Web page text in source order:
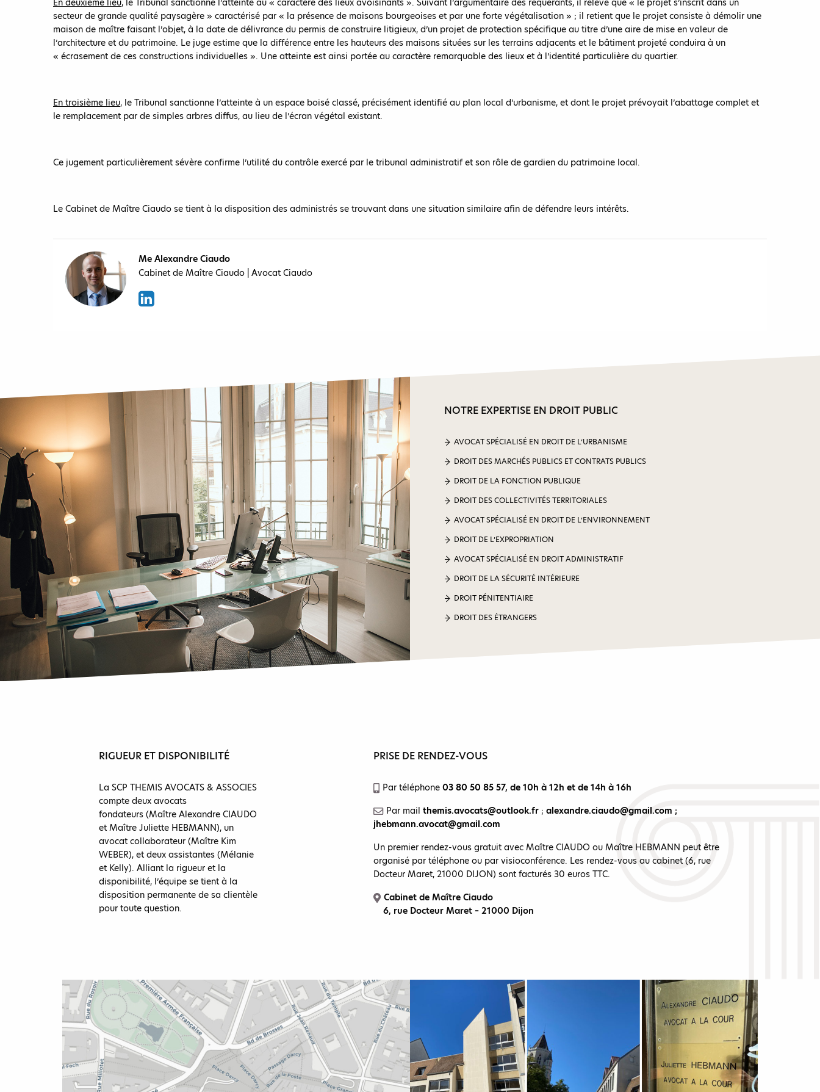
En deuxième lieu, le Tribunal sanctionne l’atteinte au « caractère des lieux avoisinants ». Suivant l’argumentaire des requérants, il relève que « le projet s’inscrit dans un
secteur de grande qualité paysagère » caractérisé par « la présence de maisons bourgeoises et par une forte végétalisation » ; il retient que le projet consiste à démolir une
maison de maître faisant l’objet, à la date de délivrance du permis de construire litigieux, d’un projet de protection spécifique au titre d’une aire de mise en valeur de
l’architecture et du patrimoine. Le juge estime que la différence entre les hauteurs des maisons situées sur les terrains adjacents et le bâtiment projeté conduira à un
« écrasement de ces constructions individuelles ». Une atteinte est ainsi portée au caractère remarquable des lieux et à l’identité particulière du quartier.
En troisième lieu, le Tribunal sanctionne l’atteinte à un espace boisé classé, précisément identifié au plan local d’urbanisme, et dont le projet prévoyait l’abattage complet et
le remplacement par de simples arbres diffus, au lieu de l’écran végétal existant.
Ce jugement particulièrement sévère confirme l’utilité du contrôle exercé par le tribunal administratif et son rôle de gardien du patrimoine local.
Le Cabinet de Maître Ciaudo se tient à la disposition des administrés se trouvant dans une situation similaire afin de défendre leurs intérêts.
Me Alexandre Ciaudo
Cabinet de Maître Ciaudo | Avocat Ciaudo
NOTRE EXPERTISE EN DROIT PUBLIC
AVOCAT SPÉCIALISÉ EN DROIT DE L’URBANISME
DROIT DES MARCHÉS PUBLICS ET CONTRATS PUBLICS
DROIT DE LA FONCTION PUBLIQUE
DROIT DES COLLECTIVITÉS TERRITORIALES
AVOCAT SPÉCIALISÉ EN DROIT DE L’ENVIRONNEMENT
DROIT DE L’EXPROPRIATION
AVOCAT SPÉCIALISÉ EN DROIT ADMINISTRATIF
DROIT DE LA SÉCURITÉ INTÉRIEURE
DROIT PÉNITENTIAIRE
DROIT DES ÉTRANGERS
RIGUEUR ET DISPONIBILITÉ
La SCP THEMIS AVOCATS & ASSOCIES
compte deux avocats
fondateurs (Maître Alexandre CIAUDO
et Maître Juliette HEBMANN), un
avocat collaborateur (Maître Kim
WEBER), et deux assistantes (Mélanie
et Kelly). Alliant la rigueur et la
disponibilité, l’équipe se tient à la
disposition permanente de sa clientèle
pour toute question.
PRISE DE RENDEZ-VOUS
Par téléphone 03 80 50 85 57, de 10h à 12h et de 14h à 16h
Par mail themis.avocats@outlook.fr ; alexandre.ciaudo@gmail.com ;
jhebmann.avocat@gmail.com
Un premier rendez-vous gratuit avec Maître CIAUDO ou Maître HEBMANN peut être
organisé par téléphone ou par visioconférence. Les rendez-vous au cabinet (6, rue
Docteur Maret, 21000 DIJON) sont facturés 30 euros TTC.
Cabinet de Maître Ciaudo
6, rue Docteur Maret – 21000 Dijon